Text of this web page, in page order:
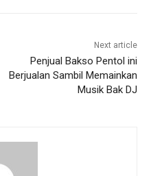
Next article
Penjual Bakso Pentol ini
Berjualan Sambil Memainkan
Musik Bak DJ